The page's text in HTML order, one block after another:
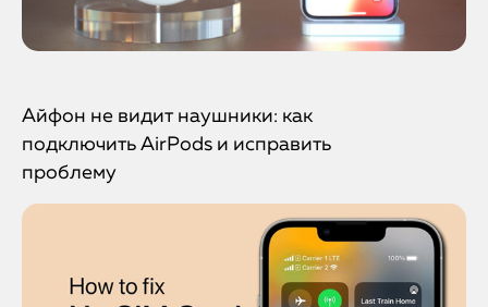
Айфон не видит наушники: как
подключить AirPods и исправить
проблему